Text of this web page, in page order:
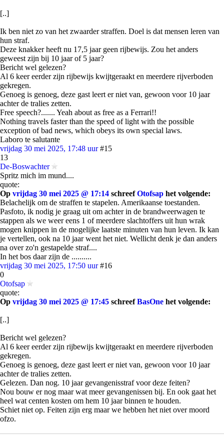
[..]
Ik ben niet zo van het zwaarder straffen. Doel is dat mensen leren van
hun straf.
Deze knakker heeft nu 17,5 jaar geen rijbewijs. Zou het anders
geweest zijn bij 10 jaar of 5 jaar?
Bericht wel gelezen?
Al 6 keer eerder zijn rijbewijs kwijtgeraakt en meerdere rijverboden
gekregen.
Genoeg is genoeg, deze gast leert er niet van, gewoon voor 10 jaar
achter de tralies zetten.
Free speech?....... Yeah about as free as a Ferrari!!
Nothing travels faster than the speed of light with the possible
exception of bad news, which obeys its own special laws.
Laboro te salutante
vrijdag 30 mei 2025, 17:48 uur #15
13
De-Boswachter
Spritz mich im mund....
quote:
Op vrijdag 30 mei 2025 @ 17:14 schreefOtofsap het volgende:
Belachelijk om de straffen te stapelen. Amerikaanse toestanden.
Pasfoto, ik nodig je graag uit om achter in de brandweerwagen te
stappen als we weer eens 1 of meerdere slachtoffers uit hun wrak
mogen knippen in de mogelijke laatste minuten van hun leven. Ik kan
je vertellen, ook na 10 jaar went het niet. Wellicht denk je dan anders
na over zo'n gestapelde straf....
In het bos daar zijn de ..........
vrijdag 30 mei 2025, 17:50 uur #16
0
Otofsap
quote:
Op vrijdag 30 mei 2025 @ 17:45 schreefBasOne het volgende:
[..]
Bericht wel gelezen?
Al 6 keer eerder zijn rijbewijs kwijtgeraakt en meerdere rijverboden
gekregen.
Genoeg is genoeg, deze gast leert er niet van, gewoon voor 10 jaar
achter de tralies zetten.
Gelezen. Dan nog. 10 jaar gevangenisstraf voor deze feiten?
Nou bouw er nog maar wat meer gevangenissen bij. En ook gaat het
heel wat centen kosten om hem 10 jaar binnen te houden.
Schiet niet op. Feiten zijn erg maar we hebben het niet over moord
ofzo.
https://www.tiktok.com/@hln_be/video/7509504780646092065